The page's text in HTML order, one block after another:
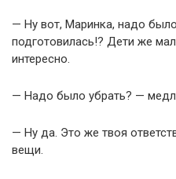
— Ну вот, Маринка, надо
подготовилась!? Дети же
интересно.
— Надо было убрать? —
— Ну да. Это же твоя
вещи.